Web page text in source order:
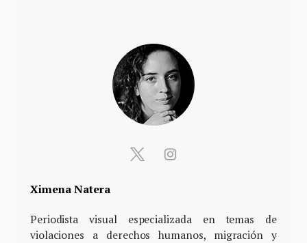
Ximena Natera
Periodista visual especializada en temas de
violaciones a derechos humanos, migración y